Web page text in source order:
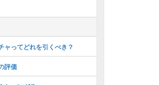
ャってどれを引くべき？
評価